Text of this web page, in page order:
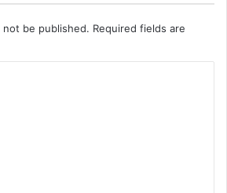
not be published. Required fields are